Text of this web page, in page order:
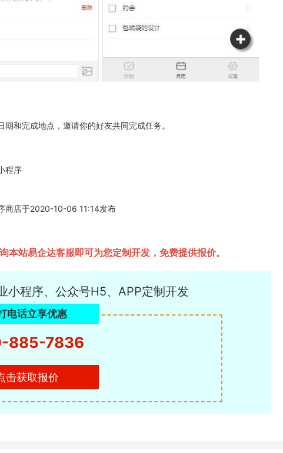
和完成地点，邀请你的好友共同完成任务。
程序
商店于2020-10-06 11:14发布
站易企达客服即可为您定制开发，免费提供报价。
小程序、公众号H5、APP定制开发
电话立享优惠
885-7836
击获取报价